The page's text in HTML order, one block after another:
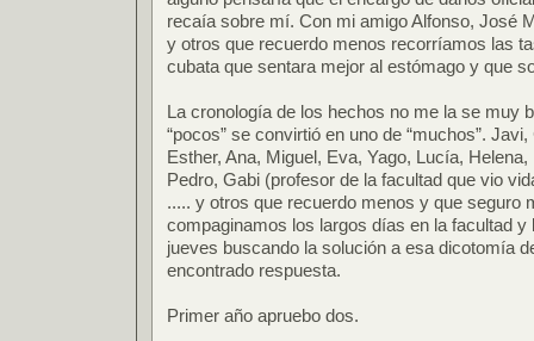
recaía sobre mí. Con mi amigo Alfonso, José
y otros que recuerdo menos recorríamos las
cubata que sentara mejor al estómago y que
La cronología de los hechos no me la se muy
“pocos” se convirtió en uno de “muchos”.
Esther, Ana, Miguel, Eva, Yago, Lucía,
Pedro, Gabi (profesor de la facultad que vio
..... y otros que recuerdo menos y que seguro
compaginamos los largos días en la facultad
jueves buscando la solución a esa dicotomía
encontrado respuesta.
Primer año apruebo dos.